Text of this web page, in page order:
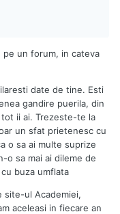
un forum, in cateva
date de tine. Esti
gandire puerila, din
tot ii ai. Trezeste-te la
un sfat prietenesc cu
o sa ai multe suprize
o sa mai ai dileme de
buza umflata
site-ul Academiei,
aceleasi in fiecare an